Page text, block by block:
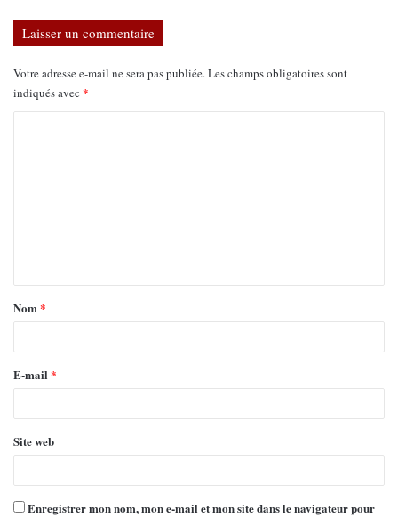
Laisser un commentaire
Votre adresse e-mail ne sera pas publiée.Les champs obligatoires sont
indiqués avec *
Nom*
E-mail *
Site web
Enregistrer mon nom, mon e-mail et mon site dans le navigateur pour